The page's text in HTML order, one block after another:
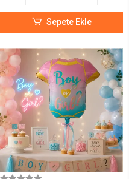
Sepete Ekle